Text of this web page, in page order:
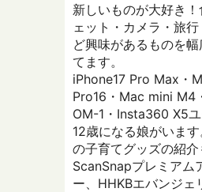
新しいものが大好き
ェット・カメラ・旅
ど興味があるものを
てます。
iPhone17 Pro Max・
Pro16・Mac mini M4
OM-1・Insta360 X5ユ
12歳になる娘がいま
の子育てグッズの紹介
ScanSnapプレミアム
ー、HHKBエバンジェ